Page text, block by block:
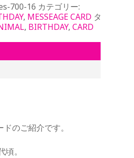
700-16 カテゴリー:
, MESSEAGE CARD タ
, BIRTHDAY, CARD
のご紹介です。
。